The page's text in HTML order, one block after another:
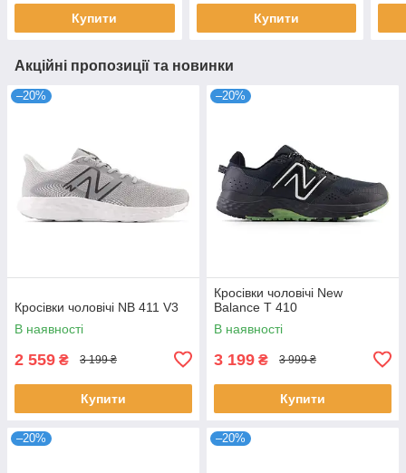
Купити Купити
Акційні пропозиції та новинки
–20%
Кросівки чоловічі NB 411 V3
В наявності
2 559 ₴ 3 199 ₴
Купити
–20%
Кросівки чоловічі New
Balance Т 410
В наявності
3 199 ₴ 3 999 ₴
Купити
–20% –20%